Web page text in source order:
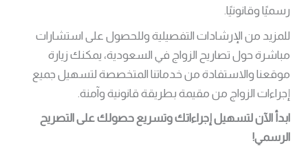
رسميًا وقانونيًا.
للمزيد من الإرشادات التفصيلية وللحصول على استشارات
مباشرة حول تصاريح الزواج في السعودية، يمكنك زيارة
موقعنا والاستفادة من خدماتنا المتخصصة لتسهيل جميع
إجراءات الزواج من مقيمة بطريقة قانونية وآمنة.
ابدأ الآن لتسهيل إجراءاتك وتسريع حصولك على التصريح
الرسمي!